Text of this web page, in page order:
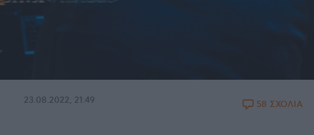
23.08.2022, 21:49 58 ΣΧΟΛΙΑ